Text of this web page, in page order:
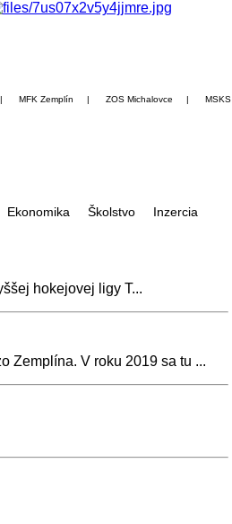
| MFK Zemplín | ZOS Michalovce | MSKS
Ekonomika Školstvo Inzercia
hokejovej ligy T...
Zemplína. V roku 2019 sa tu ...